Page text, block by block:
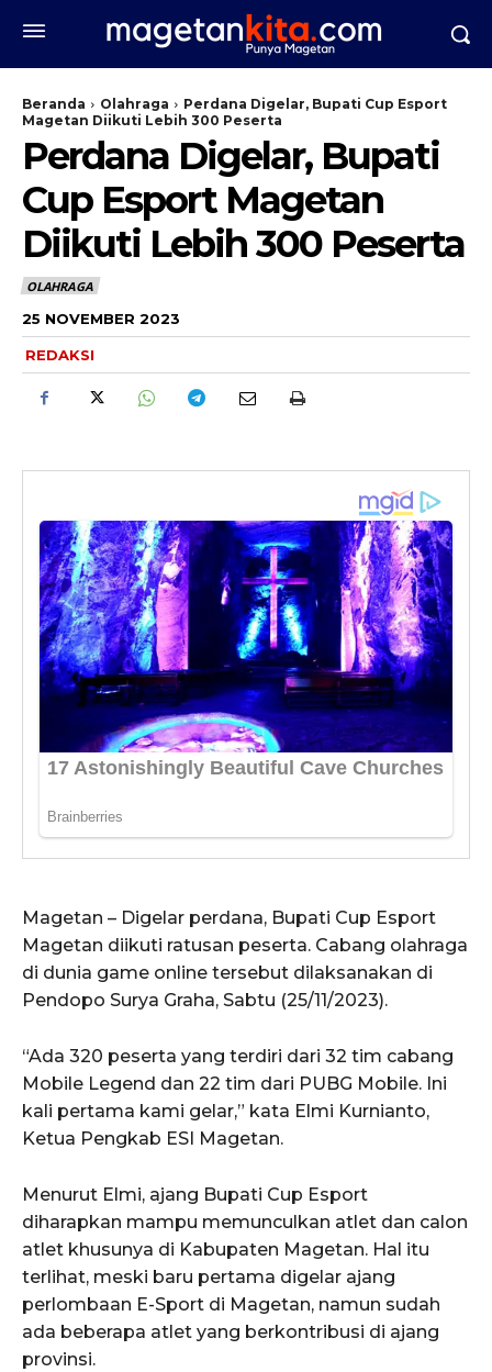
Beranda Olahraga
Perdana Digelar, Bupati Cup Esport
Magetan Diikuti Lebih 300 Peserta
Perdana Digelar, Bupati
Cup Esport Magetan
Diikuti Lebih 300 Peserta
OLAHRAGA
25 NOVEMBER 2023
REDAKSI
Magetan – Digelar perdana, Bupati Cup Esport
Magetan diikuti ratusan peserta. Cabang olahraga
di dunia game online tersebut dilaksanakan di
Pendopo Surya Graha, Sabtu (25/11/2023).
“Ada 320 peserta yang terdiri dari 32 tim cabang
Mobile Legend dan 22 tim dari PUBG Mobile. Ini
kali pertama kami gelar,” kata Elmi Kurnianto,
Ketua Pengkab ESI Magetan.
Menurut Elmi, ajang Bupati Cup Esport
diharapkan mampu memunculkan atlet dan calon
atlet khusunya di Kabupaten Magetan. Hal itu
terlihat, meski baru pertama digelar ajang
perlombaan E-Sport di Magetan, namun sudah
ada beberapa atlet yang berkontribusi di ajang
provinsi.